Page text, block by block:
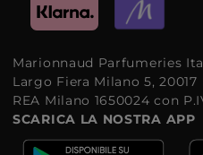
Marionnaud Parfumeries
Largo Fiera Milano 5, 20017
REA Milano 1650024 con
SCARICA LA NOSTRA APP